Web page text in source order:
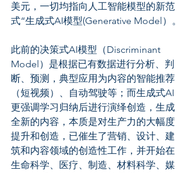
美元，一切均指向人工智能模型的新范
式“生成式AI模型(Generative Model）。
此前的决策式AI模型（Discriminant
Model）是根据已有数据进行分析、判
断、预测，典型应用为内容的智能推荐
（短视频）、自动驾驶等；而生成式AI
更强调学习归纳后进行演绎创造，生成
全新的内容，本质是对生产力的大幅度
提升和创造，已催生了营销、设计、建
筑和内容领域的创造性工作，并开始在
生命科学、医疗、制造、材料科学、媒